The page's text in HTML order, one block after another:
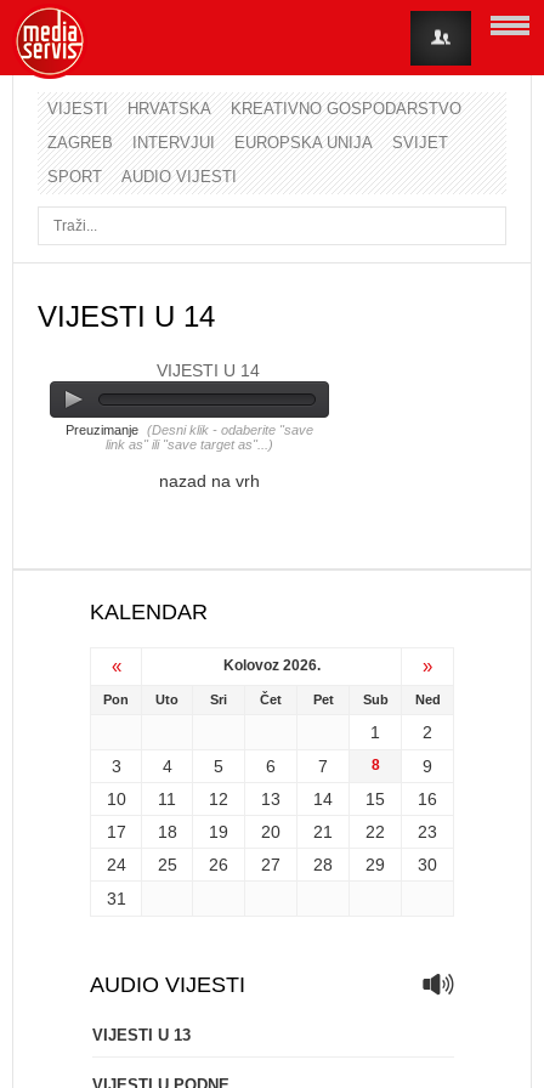
VIJESTI HRVATSKA
KREATIVNO GOSPODARSTVO
ZAGREB
INTERVJUI EUROPSKA UNIJA
SVIJET
SPORT
AUDIO VIJESTI
VIJESTI U 14
VIJESTI U 14
Preuzimanje (Desni klik - odaberite "save
link as" ili "save target as"...)
nazad na vrh
KALENDAR
« Kolovoz 2026. »
Pon Uto Sri Čet Pet Sub Ned
1
2
3
4 5 6 7 8
9
10
11 12 13 14 15
16
17
18 19 20 21 22
23
24
25 26 27 28 29
30
31
AUDIO VIJESTI
VIJESTI U 13
Korisničko ime
Lozinka
Zaboravili ste lozinku?